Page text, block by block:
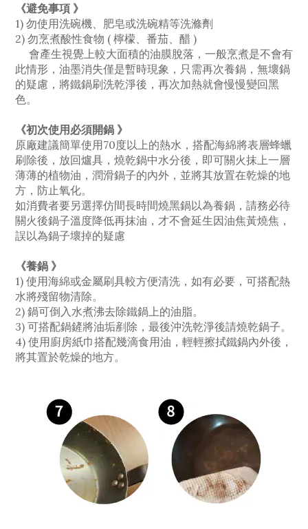
《避免事項 》
1) 勿使用洗碗機、肥皂或洗碗精等洗滌劑
2) 勿烹煮酸性食物 ( 檸檬、番茄、醋 )
會產生視覺上較大面積的油膜脫落，一般烹煮是不會有
此情形，油墨消失僅是暫時現象，只需再次養鍋，無壞鍋
的疑慮，將鐵鍋刷洗乾淨後，再次加熱就會慢慢變回黑
色。
《初次使用必須開鍋 》
原廠建議簡單使用70度以上的熱水，搭配海綿將表層蜂蠟
刷除後，放回爐具，燒乾鍋中水分後，即可關火抹上一層
薄薄的植物油，潤滑鍋子的內外，並將其放置在乾燥的地
方，防止氧化。
如消費者要另選擇仿間長時間燒黑鍋以為養鍋，請務必待
關火後鍋子溫度降低再抹油，才不會延生因油焦黃燒焦，
誤以為鍋子壞掉的疑慮
《養鍋 》
1) 使用海綿或金屬刷具較方便清洗，如有必要，可搭配熱
水將殘留物清除。
2) 鍋可倒入水煮沸去除鐵鍋上的油脂。
3) 可搭配鍋鏟將油垢剷除，最後沖洗乾淨後請燒乾鍋子。
4) 使用廚房紙巾搭配幾滴食用油，輕輕擦拭鐵鍋內外後，
將其置於乾燥的地方。